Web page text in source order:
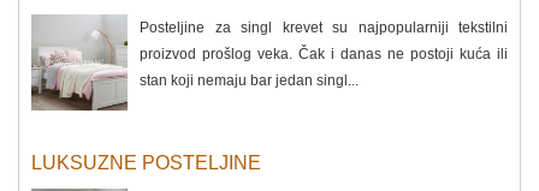
Posteljine za singl krevet su najpopularniji tekstilni
proizvod prošlog veka. Čak i danas ne postoji kuća ili
stan koji nemaju bar jedan singl...
LUKSUZNE POSTELJINE